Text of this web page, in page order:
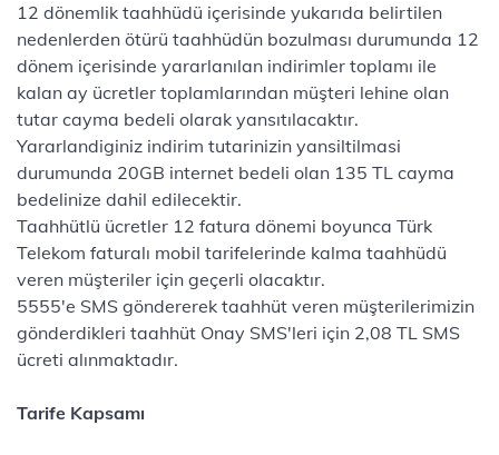
12 dönemlik taahhüdü içerisinde yukarıda belirtilen
nedenlerden ötürü taahhüdün bozulması durumunda 12
dönem içerisinde yararlanılan indirimler toplamı ile
kalan ay ücretler toplamlarından müşteri lehine olan
tutar cayma bedeli olarak yansıtılacaktır.
Yararlandiginiz indirim tutarinizin yansiltilmasi
durumunda 20GB internet bedeli olan 135 TL cayma
bedelinize dahil edilecektir.
Taahhütlü ücretler 12 fatura dönemi boyunca Türk
Telekom faturalı mobil tarifelerinde kalma taahhüdü
veren müşteriler için geçerli olacaktır.
5555'e SMS göndererek taahhüt veren müşterilerimizin
gönderdikleri taahhüt Onay SMS'leri için 2,08 TL SMS
ücreti alınmaktadır.
Tarife Kapsamı